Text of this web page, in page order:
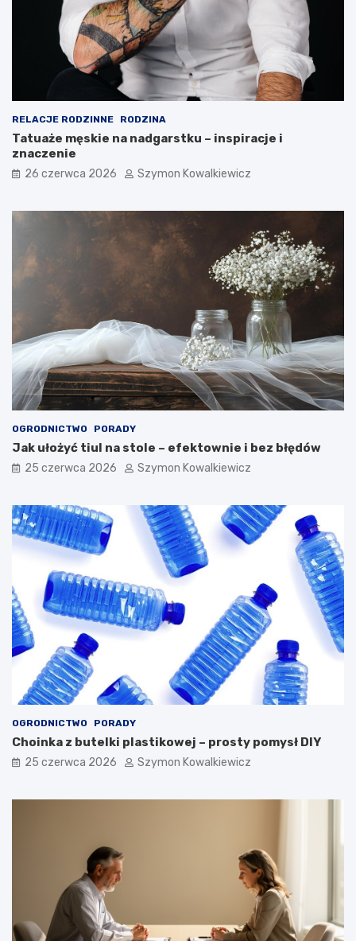
RELACJE RODZINNE RODZINA
Tatuaże męskie na nadgarstku – inspiracje i
znaczenie
26 czerwca 2026 Szymon Kowalkiewicz
OGRODNICTWO PORADY
Jak ułożyć tiul na stole – efektownie i bez błędów
25 czerwca 2026 Szymon Kowalkiewicz
OGRODNICTWO PORADY
Choinka z butelki plastikowej – prosty pomysł DIY
25 czerwca 2026 Szymon Kowalkiewicz